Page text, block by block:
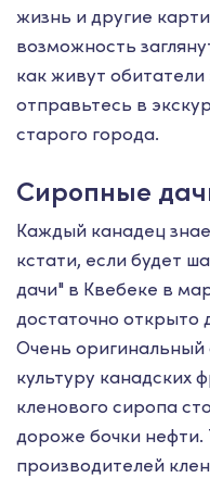
жизнь и другие
возможность
как живут обитатели
отправьтесь в
старого города.
Сиропные
Каждый канадец
кстати, если будет
дачи" в Квебеке в
достаточно открыто
Очень
культуру канадских
кленового сиропа
дороже бочки
производителей